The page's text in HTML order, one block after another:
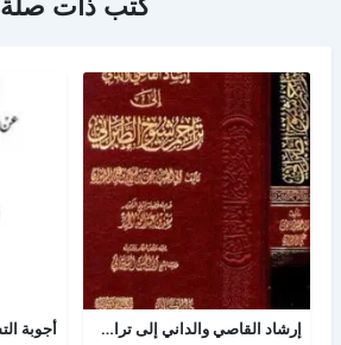
إرشاد القاصي والداني إلى تراجم شيوخ الطبراني